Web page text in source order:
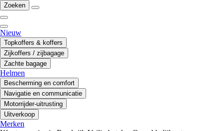
Zoeken
Nieuw
Topkoffers & koffers
Zijkoffers / zijbagage
Zachte bagage
Helmen
Bescherming en comfort
Navigatie en communicatie
Motorrijder-uitrusting
Uitverkoop
Merken